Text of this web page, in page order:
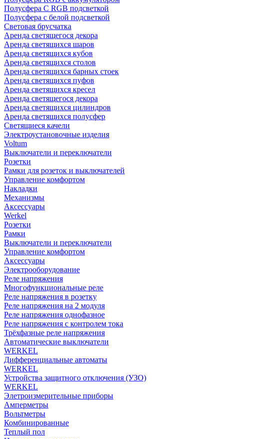
Полусфера С RGB подсветкой
Полусфера с белой подсветкой
Световая брусчатка
Аренда светящегося декора
Аренда светящихся шаров
Аренда светящихся кубов
Аренда светящихся столов
Аренда светящихся барных стоек
Аренда светящихся пуфов
Аренда светящихся кресел
Аренда светящегося декора
Аренда светящихся цилиндров
Аренда светящихся полусфер
Светящиеся качели
Электроустановочные изделия
Voltum
Выключатели и переключатели
Розетки
Рамки для розеток и выключателей
Управление комфортом
Накладки
Механизмы
Аксессуары
Werkel
Розетки
Рамки
Выключатели и переключатели
Управление комфортом
Аксессуары
Электрооборудование
Реле напряжения
Многофункциональные реле
Реле напряжения в розетку
Реле напряжения на 2 модуля
Реле напряжения однофазное
Реле напряжения с контролем тока
Трёхфазные реле напряжения
Автоматические выключатели
WERKEL
Дифференциальные автоматы
WERKEL
Устройства защитного отключения (УЗО)
WERKEL
Элетроизмерительные приборы
Амперметры
Вольтметры
Комбинированные
Теплый пол